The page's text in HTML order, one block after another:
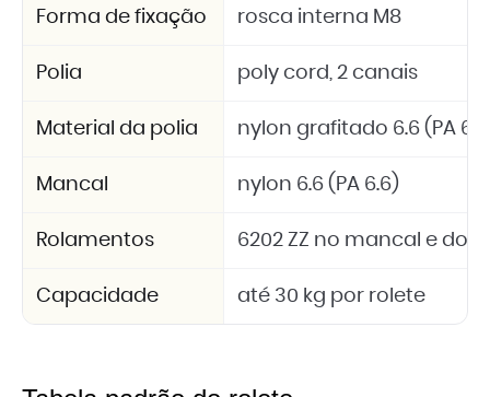
Forma de fixação rosca interna M8
Polia poly cord, 2 canais
Material da polia nylon grafitado 6.6 (PA
Mancal nylon 6.6 (PA 6.6)
Rolamentos 6202 ZZ no mancal e dois
Capacidade até 30 kg por rolete